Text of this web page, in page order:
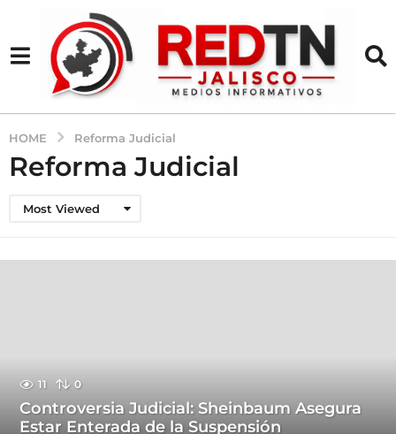
HOME Reforma Judicial
Reforma Judicial
Most Viewed
11 0
Controversia Judicial: Sheinbaum Asegura
Estar Enterada de la Suspensión